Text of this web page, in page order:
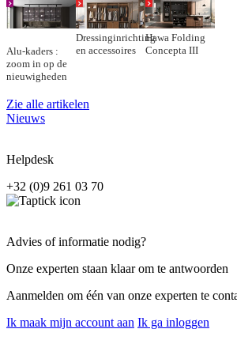
Alu-kaders :
zoom in op de
nieuwigheden
Dressinginrichting
en accessoires
Hawa Folding
Concepta III
Zie alle artikelen
Nieuws
Helpdesk
+32 (0)9 261 03 70
Advies of informatie nodig?
Onze experten staan klaar om te antwoorden
Aanmelden om één van onze experten te
Ik maak mijn account aan Ik ga inloggen